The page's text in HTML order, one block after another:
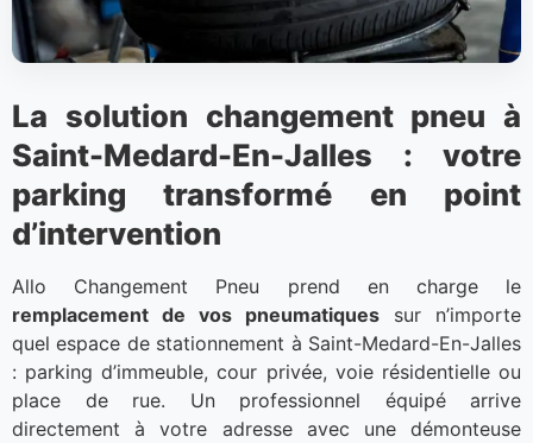
La solution changement pneu à
Saint-Medard-En-Jalles : votre
parking transformé en point
d’intervention
Allo Changement Pneu prend en charge le
remplacement de vos pneumatiques sur n’importe
quel espace de stationnement à Saint-Medard-En-Jalles
: parking d’immeuble, cour privée, voie résidentielle ou
place de rue. Un professionnel équipé arrive
directement à votre adresse avec une démonteuse